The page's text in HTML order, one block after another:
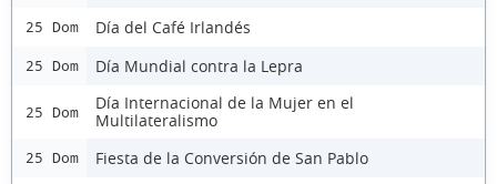
25 Dom Día del Café Irlandés
25 Dom Día Mundial contra la Lepra
25 Dom
Día Internacional de la Mujer en el
Multilateralismo
25 Dom Fiesta de la Conversión de San Pablo